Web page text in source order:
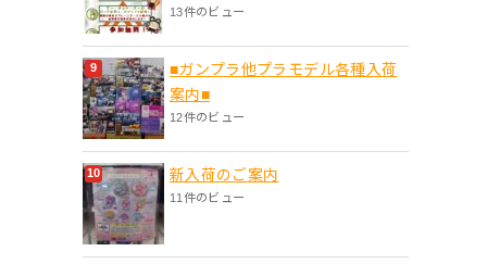
13件のビュー
■ガンプラ他プラモデル各種入荷
案内■
12件のビュー
新入荷のご案内
11件のビュー